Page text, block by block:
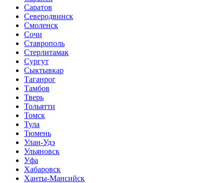
Саратов
Северодвинск
Смоленск
Сочи
Ставрополь
Стерлитамак
Сургут
Сыктывкар
Таганрог
Тамбов
Тверь
Тольятти
Томск
Тула
Тюмень
Улан-Удэ
Ульяновск
Уфа
Хабаровск
Ханты-Мансийск